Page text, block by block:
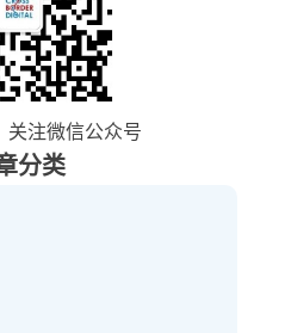
关注微信公众号
分类